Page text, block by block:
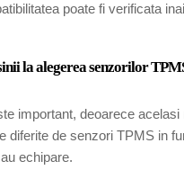
poate fi verificata
la alegerea senzorilor
important, deoarece acelasi
diferite de senzori TPMS in
echipare.